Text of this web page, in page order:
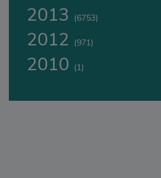
2013 (6753)
2012 (971)
2010 (1)